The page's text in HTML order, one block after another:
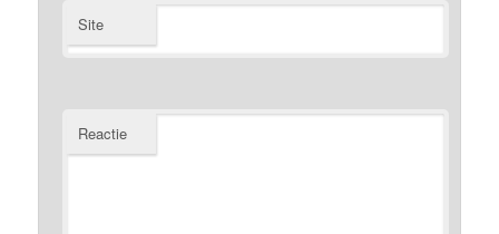
Site
Reactie